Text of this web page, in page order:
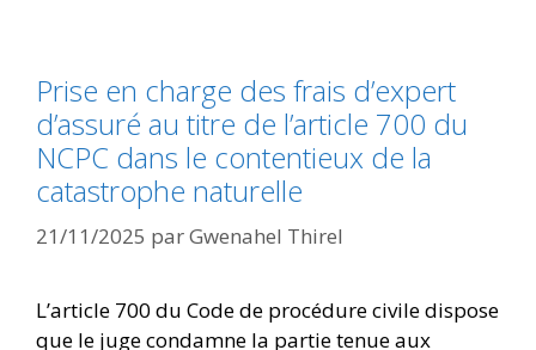
Prise en charge des frais d’expert
d’assuré au titre de l’article 700 du
NCPC dans le contentieux de la
catastrophe naturelle
21/11/2025 parGwenahel Thirel
L’article 700 du Code de procédure civile dispose
que le juge condamne la partie tenue aux